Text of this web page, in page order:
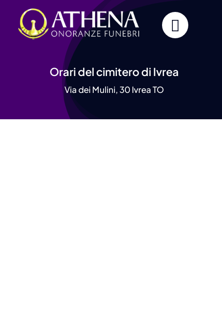
content
Orari del cimitero di Ivrea
Via dei Mulini, 30 Ivrea TO